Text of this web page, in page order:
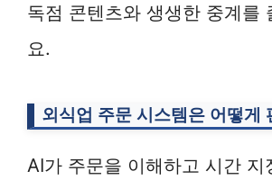
독점 콘텐츠와 생생한 중계를
요.
외식업 주문 시스템은 어떻게
AI가 주문을 이해하고 시간 지